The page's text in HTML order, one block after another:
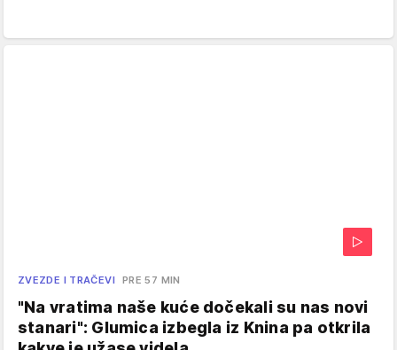
ZVEZDE I TRAČEVI PRE 57 MIN
"Na vratima naše kuće dočekali su nas novi
stanari": Glumica izbegla iz Knina pa otkrila